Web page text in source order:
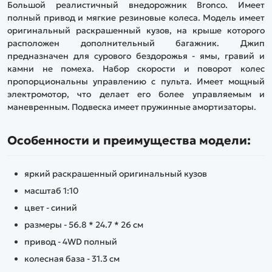
Большой реалистичный внедорожник Bronco. Имеет
полный привод и мягкие резиновые колеса. Модель имеет
оригинальный раскрашенный кузов, на крыше которого
расположен дополнительный багажник. Джип
предназначен для сурового бездорожья - ямы, гравий и
камни не помеха. Набор скорости и поворот колес
пропорциональны управлению с пульта. Имеет мощный
электромотор, что делает его более управляемым и
маневренным. Подвеска имеет пружинные амортизаторы.
Особенности и преимущества модели:
яркий раскрашенный оригинальный кузов
масштаб 1:10
цвет - синий
размеры - 56.8 * 24.7 * 26 см
привод - 4WD полный
колесная база - 31.3 см